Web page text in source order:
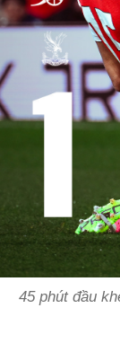
45 phút đầu